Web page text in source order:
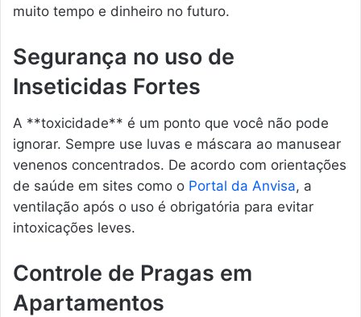
muito tempo e dinheiro no futuro.
Segurança no uso de
Inseticidas Fortes
A **toxicidade** é um ponto que você não pode
ignorar. Sempre use luvas e máscara ao manusear
venenos concentrados. De acordo com orientações
de saúde em sites como o Portal da Anvisa, a
ventilação após o uso é obrigatória para evitar
intoxicações leves.
Controle de Pragas em
Apartamentos